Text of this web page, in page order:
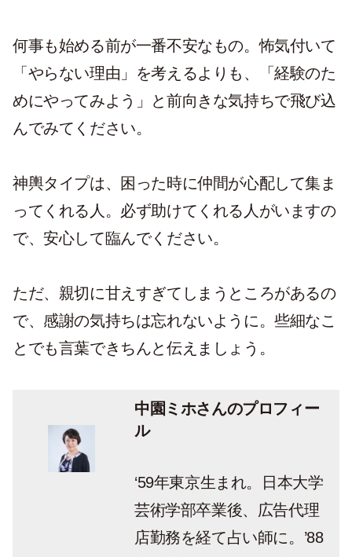
何事も始める前が一番不安なもの。怖気付いて
「やらない理由」を考えるよりも、「経験のた
めにやってみよう」と前向きな気持ちで飛び込
んでみてください。
神輿タイプは、困った時に仲間が心配して集ま
ってくれる人。必ず助けてくれる人がいますの
で、安心して臨んでください。
ただ、親切に甘えすぎてしまうところがあるの
で、感謝の気持ちは忘れないように。些細なこ
とでも言葉できちんと伝えましょう。
中園ミホさんのプロフィー
ル
‘59年東京生まれ。日本大学
芸術学部卒業後、広告代理
店勤務を経て占い師に。’88